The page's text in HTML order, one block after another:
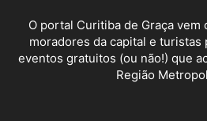
O portal Curitiba de Graça vem
moradores da capital e turistas
eventos gratuitos (ou não!) que
Região